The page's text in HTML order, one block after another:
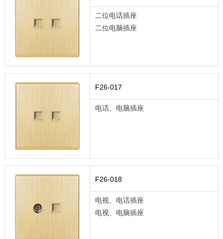
二位电话插座
二位电脑插座
F26-017
电话、电脑插座
F26-018
电视、电话插座
电视、电脑插座